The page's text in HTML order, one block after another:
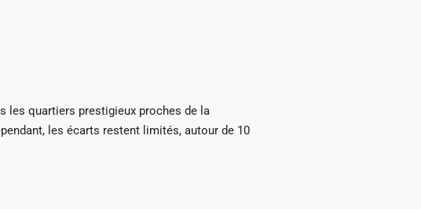
les quartiers prestigieux proches de la
les écarts restent limités, autour de 10